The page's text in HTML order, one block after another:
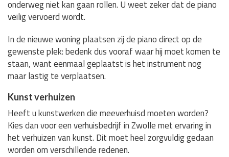
onderweg niet kan gaan rollen. U weet zeker dat de piano
veilig vervoerd wordt.
In de nieuwe woning plaatsen zij de piano direct op de
gewenste plek: bedenk dus vooraf waar hij moet komen te
staan, want eenmaal geplaatst is het instrument nog
maar lastig te verplaatsen.
Kunst verhuizen
Heeft u kunstwerken die meeverhuisd moeten worden?
Kies dan voor een verhuisbedrijf in Zwolle met ervaring in
het verhuizen van kunst. Dit moet heel zorgvuldig gedaan
worden om verschillende redenen.